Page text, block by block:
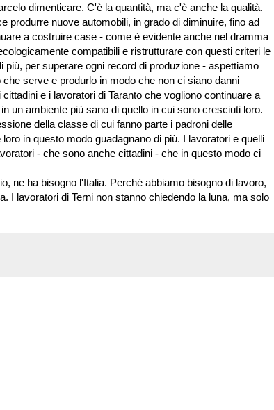
dimenticare. C'è la quantità, ma c'è anche la qualità.
produrre nuove automobili, in grado di diminuire, fino ad
a costruire case - come è evidente anche nel dramma
compatibili e ristrutturare con questi criteri le
per superare ogni record di produzione - aspettiamo
serve e produrlo in modo che non ci siano danni
e i lavoratori di Taranto che vogliono continuare a
un ambiente più sano di quello in cui sono cresciuti loro.
della classe di cui fanno parte i padroni delle
in questo modo guadagnano di più. I lavoratori e quelli
- che sono anche cittadini - che in questo modo ci
ne ha bisogno l'Italia. Perché abbiamo bisogno di lavoro,
I lavoratori di Terni non stanno chiedendo la luna, ma solo